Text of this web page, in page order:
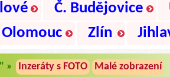
Č. Budějovice
Olomouc Zlín
» Inzeráty s FOTO Malé zobrazení